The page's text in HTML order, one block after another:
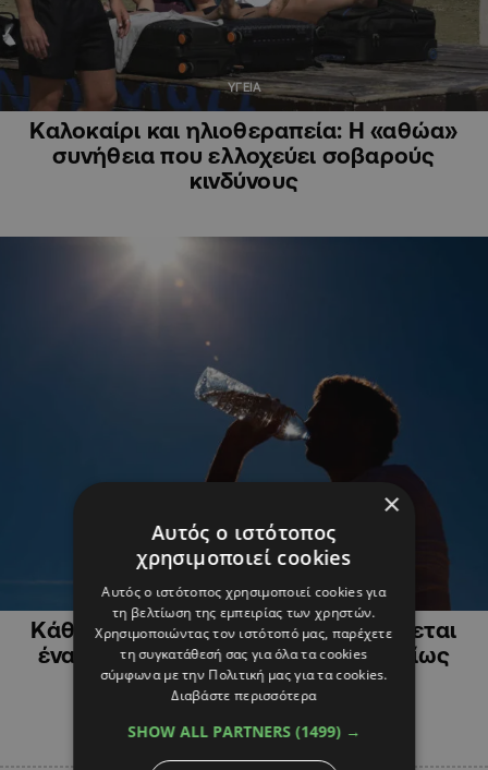
ΥΓΕΙΑ
Καλοκαίρι και ηλιοθεραπεία: Η «αθώα»
συνήθεια που ελλοχεύει σοβαρούς
κινδύνους
Κάθε 14 δευτερόλεπτα διαγιγνώσκεται
ένας καρκίνος δέρματος παγκοσμίως
×
Αυτός ο ιστότοπος
χρησιμοποιεί cookies
Αυτός ο ιστότοπος χρησιμοποιεί cookies για
τη βελτίωση της εμπειρίας των χρηστών.
Χρησιμοποιώντας τον ιστότοπό μας, παρέχετε
τη συγκατάθεσή σας για όλα τα cookies
σύμφωνα με την Πολιτική μας για τα cookies.
Διαβάστε περισσότερα
SHOW ALL PARTNERS (1499) →